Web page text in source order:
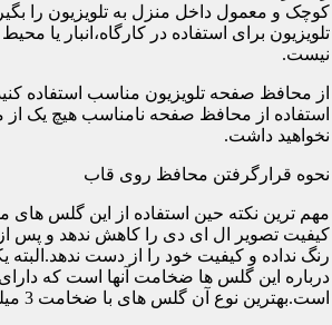
کوچک و معمول داخل منزل به تلویزیون را
تلویزیون برای استفاده در کارگاه،انبار یا
نیست.
از محافظ صفحه تلویزیون مناسب استفاده
استفاده از محافظ صفحه نامناسب هیچ یک از
نخواهید داشت.
نحوه قرارگرفتن محافظ روی قاب
مهم ترین نکته حین استفاده از این گلس
کیفیت تصویر ال ای دی را کاهش ندهد و پس
رنگ نداده و کیفیت خود را از دست ندهد.البته
درباره این گلس ها ضخامت آنها است که دارای
است.بهترین نوع آن گلس های با ضخامت 3 میلی متر است.